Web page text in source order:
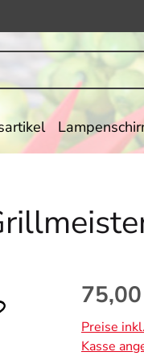
Regulärer
Preise
Kasse